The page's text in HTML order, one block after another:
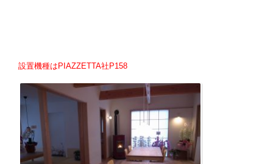
設置機種はPIAZZETTA社P158